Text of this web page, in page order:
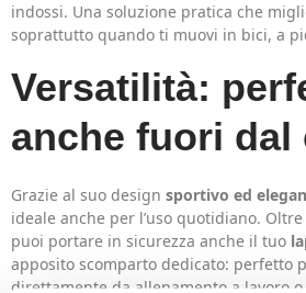
indossi. Una soluzione pratica che
soprattutto quando ti muovi in bici, a
Versatilità:
anche fuori dal
Grazie al suo design sportivo ed
ideale anche per l’uso quotidiano.
puoi portare in sicurezza anche il tuo
apposito scomparto dedicato: perfetto
direttamente da allenamento a lavoro o